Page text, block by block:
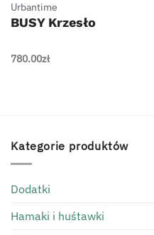
Urbantime
BUSY Krzesło
780.00zł
Kategorie produktów
Dodatki
Hamaki i huśtawki